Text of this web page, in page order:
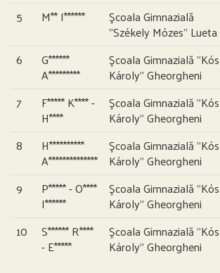
5
M** I****** Şcoala Gimnazială
”Székely Mózes” Lueta
6
G******
A*********
Şcoala Gimnazială ”Kós
Károly” Gheorgheni
7
F***** K**** -
H****
Şcoala Gimnazială ”Kós
Károly” Gheorgheni
8
H**********
A**************
Şcoala Gimnazială ”Kós
Károly” Gheorgheni
9
P***** - O****
I******
Şcoala Gimnazială ”Kós
Károly” Gheorgheni
10
S****** R****
- E*****
Şcoala Gimnazială ”Kós
Károly” Gheorgheni